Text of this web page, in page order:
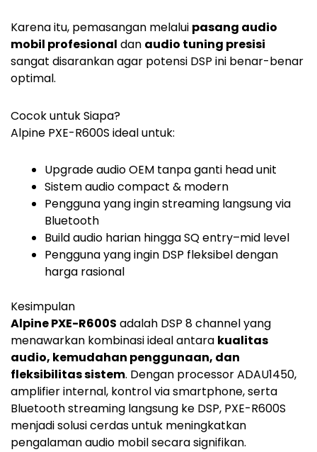
Karena itu, pemasangan melalui pasang audio
mobil profesional dan audio tuning presisi
sangat disarankan agar potensi DSP ini benar-benar
optimal.
Cocok untuk Siapa?
Alpine PXE-R600S ideal untuk:
Upgrade audio OEM tanpa ganti head unit
Sistem audio compact & modern
Pengguna yang ingin streaming langsung via
Bluetooth
Build audio harian hingga SQ entry–mid level
Pengguna yang ingin DSP fleksibel dengan
harga rasional
Kesimpulan
Alpine PXE-R600S adalah DSP 8 channel yang
menawarkan kombinasi ideal antara kualitas
audio, kemudahan penggunaan, dan
fleksibilitas sistem. Dengan processor ADAU1450,
amplifier internal, kontrol via smartphone, serta
Bluetooth streaming langsung ke DSP, PXE-R600S
menjadi solusi cerdas untuk meningkatkan
pengalaman audio mobil secara signifikan.